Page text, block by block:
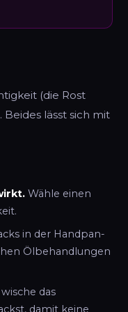
(die Rost
lässt sich mit
Wähle einen
in der Handpan-
Ölbehandlungen
das
damit keine